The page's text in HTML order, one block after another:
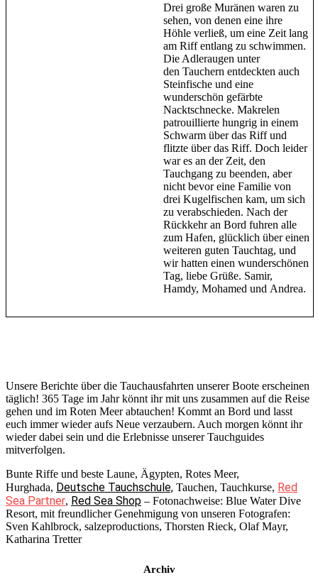
Drei große Muränen waren zu
sehen, von denen eine ihre
Höhle verließ, um eine Zeit lang
am Riff entlang zu schwimmen.
Die Adleraugen unter
den Tauchern entdeckten auch
Steinfische und eine
wunderschön gefärbte
Nacktschnecke. Makrelen
patrouillierte hungrig in einem
Schwarm über das Riff und
flitzte über das Riff. Doch leider
war es an der Zeit, den
Tauchgang zu beenden, aber
nicht bevor eine Familie von
drei Kugelfischen kam, um sich
zu verabschieden. Nach der
Rückkehr an Bord fuhren alle
zum Hafen, glücklich über einen
weiteren guten Tauchtag, und
wir hatten einen wunderschönen
Tag, liebe Grüße. Samir,
Hamdy, Mohamed und Andrea.
Unsere Berichte über die Tauchausfahrten unserer Boote erscheinen
täglich! 365 Tage im Jahr könnt ihr mit uns zusammen auf die Reise
gehen und im Roten Meer abtauchen! Kommt an Bord und lasst
euch immer wieder aufs Neue verzaubern. Auch morgen könnt ihr
wieder dabei sein und die Erlebnisse unserer Tauchguides
mitverfolgen.
Bunte Riffe und beste Laune, Ägypten, Rotes Meer,
Hurghada, Deutsche Tauchschule, Tauchen, Tauchkurse, Red
Sea Partner, Red Sea Shop – Fotonachweise: Blue Water Dive
Resort, mit freundlicher Genehmigung von unseren Fotografen:
Sven Kahlbrock, salzeproductions, Thorsten Rieck, Olaf Mayr,
Katharina Tretter
Archiv